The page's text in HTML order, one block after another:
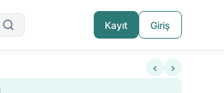
Kayıt Giriş
‹ ›